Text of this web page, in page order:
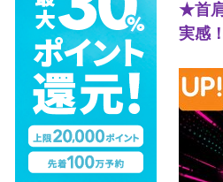
★首
実感